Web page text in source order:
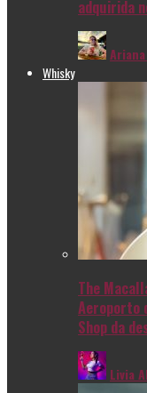
adquirida
Whisky
The
Aeroporto
Shop da
Livia